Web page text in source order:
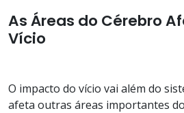
As Áreas do Cérebro
Vício
O impacto do vício vai além do
afeta outras áreas importantes